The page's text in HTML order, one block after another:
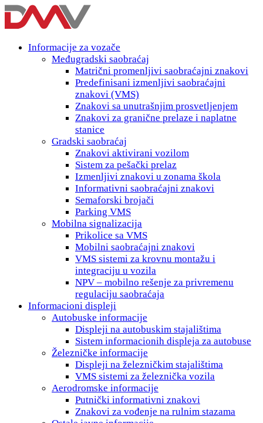
Informacije za vozače
Međugradski saobraćaj
Matrični promenljivi saobraćajni znakovi
Predefinisani izmenljivi saobraćajni
znakovi (VMS)
Znakovi sa unutrašnjim prosvetljenjem
Znakovi za granične prelaze i naplatne
stanice
Gradski saobraćaj
Znakovi aktivirani vozilom
Sistem za pešački prelaz
Izmenljivi znakovi u zonama škola
Informativni saobraćajni znakovi
Semaforski brojači
Parking VMS
Mobilna signalizacija
Prikolice sa VMS
Mobilni saobraćajni znakovi
VMS sistemi za krovnu montažu i
integraciju u vozila
NPV – mobilno rešenje za privremenu
regulaciju saobraćaja
Informacioni displeji
Autobuske informacije
Displeji na autobuskim stajalištima
Sistem informacionih displeja za autobuse
Železničke informacije
Displeji na železničkim stajalištima
VMS sistemi za železnička vozila
Aerodromske informacije
Putnički informativni znakovi
Znakovi za vođenje na rulnim stazama